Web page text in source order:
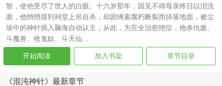
智，使他受尽了世人的白眼。十六岁那年，因见不得母亲终日以泪洗
面，他悄悄摸到祠堂上吊自杀，却因绳索腐朽断裂而掉落地面，被尘
埃中的神针插入脑海自动认主，从此，为完全治愈绝症，他杀仇敌、
斗魔兽、收鬼奴、斗天仙...
开始阅读 加入书架 章节目录
《混沌神针》最新章节